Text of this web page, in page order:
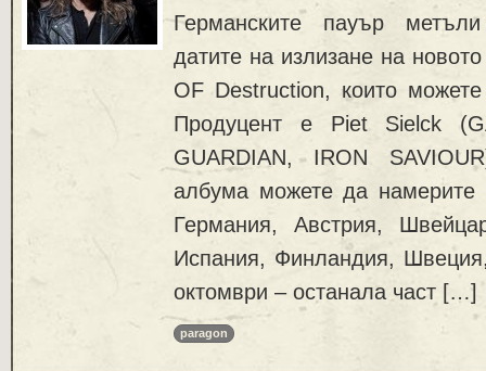
Германските пауър
датите на излизане на
OF Destruction, които
Продуцент е Piet Sielck
GUARDIAN, IRON
албума можете да
Германия, Австрия,
Испания, Финландия,
октомври – останала част […]
paragon